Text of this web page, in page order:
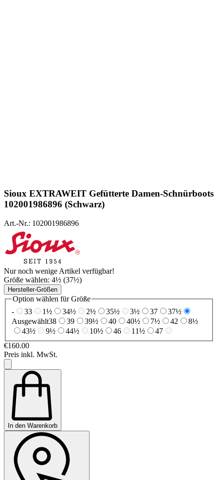
Sioux EXTRAWEIT Gefütterte Damen-Schnürboots
102001986896 (Schwarz)
Art.-Nr.: 102001986896
Nur noch wenige Artikel verfügbar!
Größe wählen: 4½ (37½)
Hersteller-Größen
Option wählen für Größe
-
33 1½ 34½ 2½ 35½ 3½ 37
37½
Ausgewählt38 39 39½ 40 40½ 7½ 42
8½
43½
9½ 44½ 10½ 46 11½
47
€160.00
Preis inkl. MwSt.
In den Warenkorb